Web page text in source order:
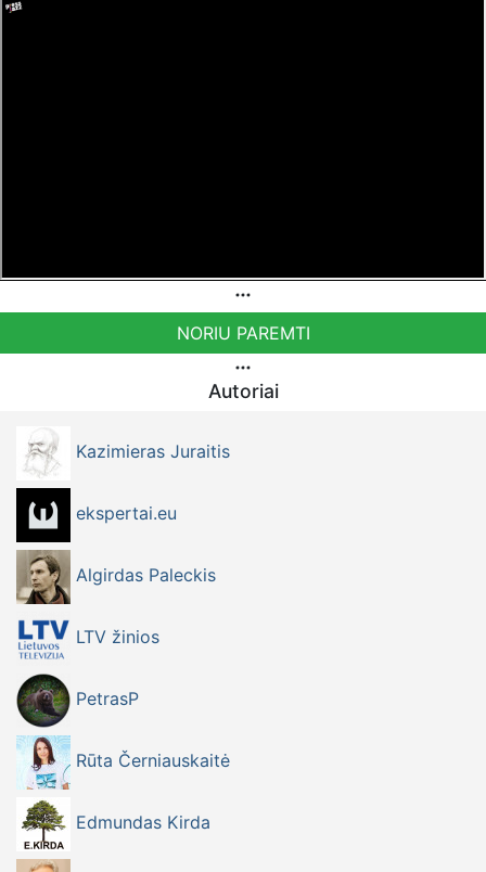
NORIU PAREMTI
Autoriai
Kazimieras Juraitis
ekspertai.eu
Algirdas Paleckis
LTV žinios
PetrasP
Rūta Černiauskaitė
Edmundas Kirda